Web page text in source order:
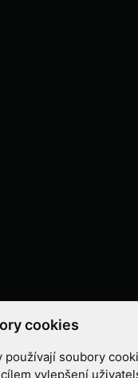
cookies
používají soubory
vylepšení